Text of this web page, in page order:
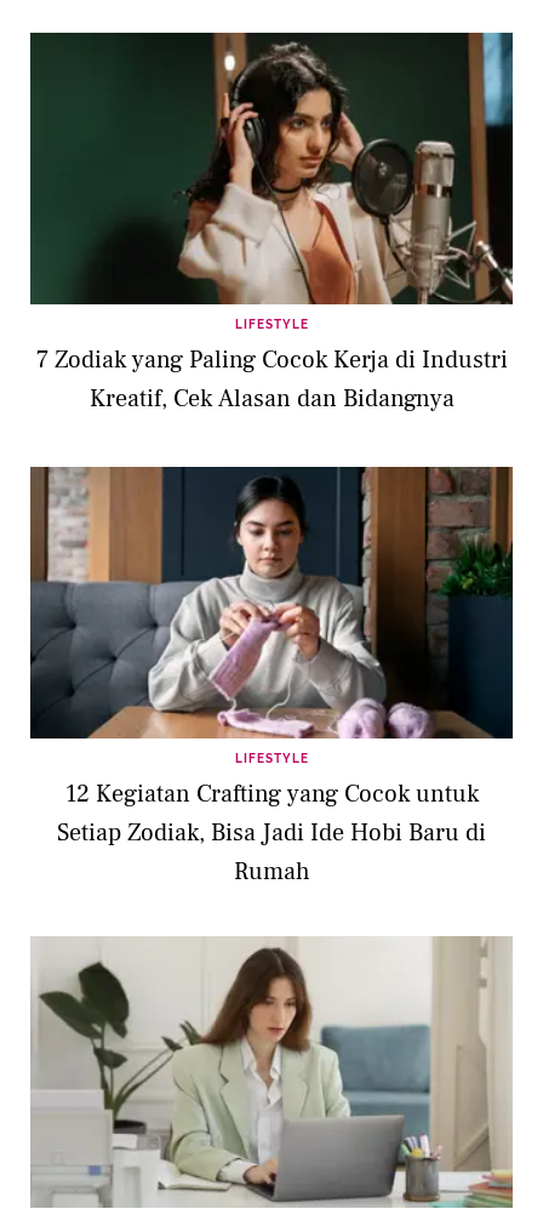
LIFESTYLE
7 Zodiak yang Paling Cocok Kerja di Industri
Kreatif, Cek Alasan dan Bidangnya
LIFESTYLE
12 Kegiatan Crafting yang Cocok untuk
Setiap Zodiak, Bisa Jadi Ide Hobi Baru di
Rumah